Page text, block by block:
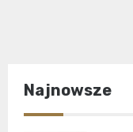
Najnowsze